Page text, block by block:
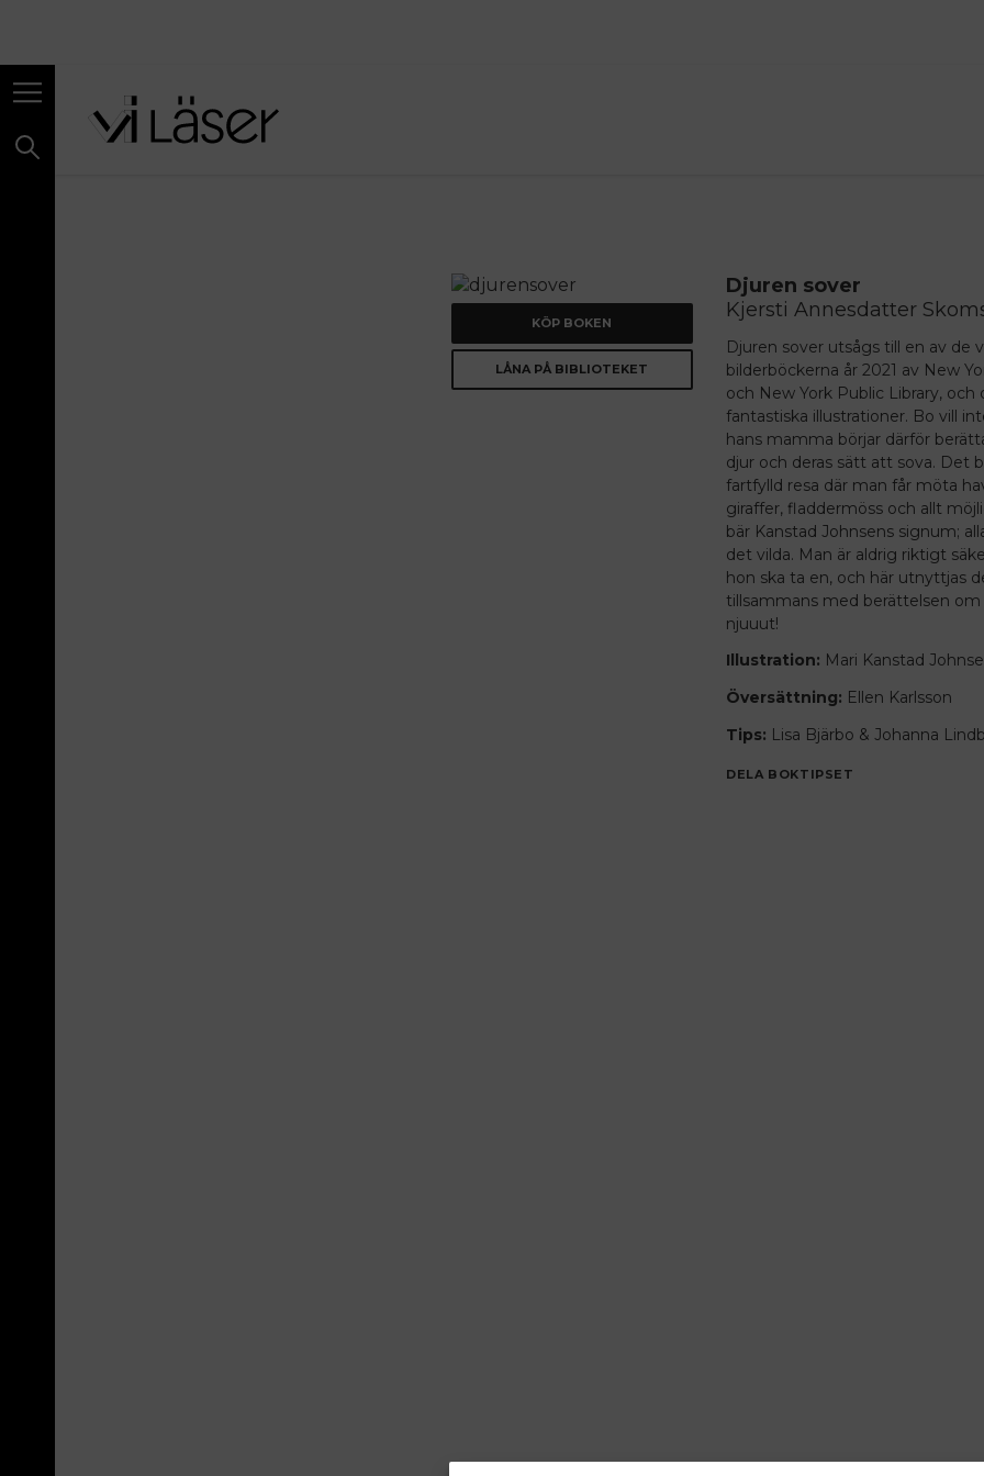
KÖP BOKEN
LÅNA PÅ BIBLIOTEKET
Djuren sover
Kjersti Annesdatter
Djuren sover utsågs till en av de
bilderböckerna år 2021 av New
och New York Public Library, och
fantastiska illustrationer. Bo vill
hans mamma börjar därför
djur och deras sätt att sova. Det
fartfylld resa där man får möta
giraffer, fladdermöss och allt
bär Kanstad Johnsens signum;
det vilda. Man är aldrig riktigt
hon ska ta en, och här utnyttjas
tillsammans med berättelsen om
njuuut!
Illustration: Mari Kanstad
Översättning: Ellen Karlsson
Tips: Lisa Bjärbo & Johanna
DELA BOKTIPSET